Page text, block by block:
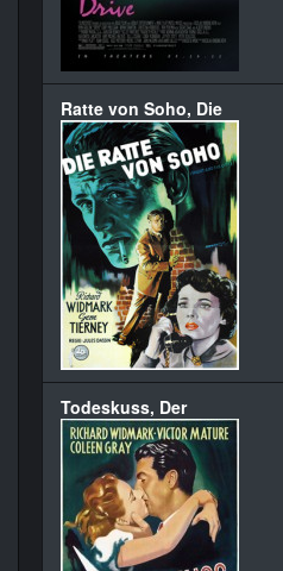
Ratte von Soho, Die
Todeskuss, Der